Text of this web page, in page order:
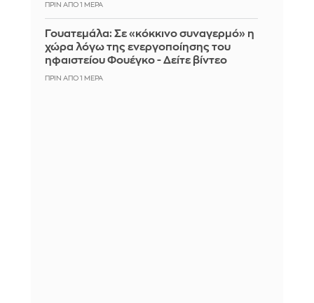
ΠΡΙΝ ΑΠΌ 1 ΜΈΡΑ
Γουατεμάλα: Σε «κόκκινο συναγερμό» η
χώρα λόγω της ενεργοποίησης του
ηφαιστείου Φουέγκο - Δείτε βίντεο
ΠΡΙΝ ΑΠΌ 1 ΜΈΡΑ